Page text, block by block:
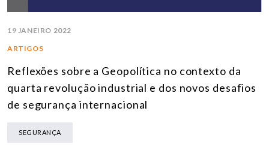
19 JANEIRO 2022
ARTIGOS
Reflexões sobre a Geopolítica no contexto da
quarta revolução industrial e dos novos desafios
de segurança internacional
SEGURANÇA